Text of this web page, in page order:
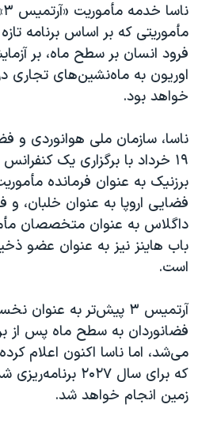
تریبونال مردمی آبان ۹۸
دادگاه حمید نوری
چهل سال گروگان‌گیری
اعتراضات مردمی آبان ۹۸
اسرائیل در جنگ
نرگس محمدی برنده جایزه نوبل صلح
همایش محافظه‌کاران آمریکا
صفحه‌های ویژه
مأموریتی که بر اساس برنامه
فرود انسان بر سطح ماه، بر
اوریون به ماه‌نشین‌های تجاری
خواهد بود.
ناسا، سازمان ملی هوانوردی و
۱۹ خرداد با برگزاری یک
برزنیک به عنوان فرمانده
فضایی اروپا به عنوان خلبان، و
داگلاس به عنوان متخصصان
باب هاینز نیز به عنوان عضو
است.
آرتمیس ۳ پیش‌تر به
فضانوردان به سطح ماه پس از
می‌شد، اما ناسا اکنون اعلام
که برای سال ۲۰۲۷
زمین انجام خواهد شد.